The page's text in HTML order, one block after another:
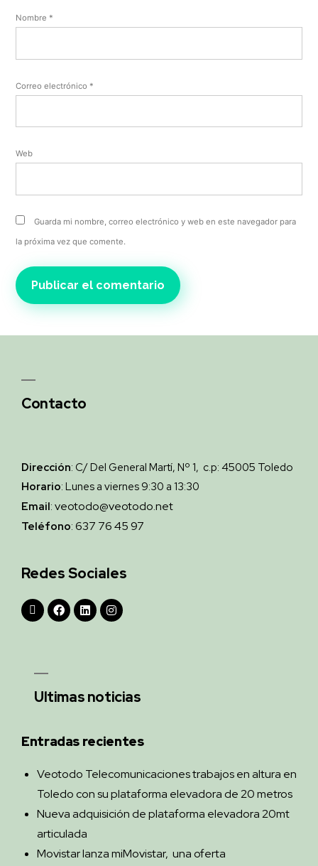
Nombre *
Correo electrónico *
Web
Guarda mi nombre, correo electrónico y web en este navegador para
la próxima vez que comente.
Contacto
Dirección: C/ Del General Martí, Nº 1, c.p: 45005 Toledo
Horario: Lunes a viernes 9:30 a 13:30
Email: veotodo@veotodo.net
Teléfono: 637 76 45 97
Redes Sociales
Ultimas noticias
Entradas recientes
Veotodo Telecomunicaciones trabajos en altura en
Toledo con su plataforma elevadora de 20 metros
Nueva adquisición de plataforma elevadora 20mt
articulada
Movistar lanza miMovistar, una oferta